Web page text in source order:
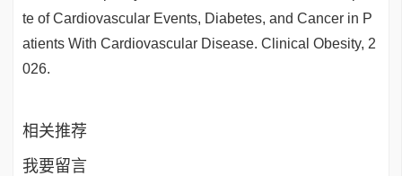
te of Cardiovascular Events, Diabetes, and Cancer in P
atients With Cardiovascular Disease. Clinical Obesity, 2
026.
相关推荐
我要留言